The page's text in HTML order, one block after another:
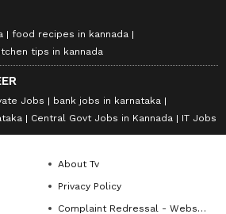
food recipes in kannada
tips in kannada
Jobs
bank jobs in karnataka
Central Govt Jobs in Kannada IT Jobs
About Tv
Privacy Policy
Complaint Redressal - Website